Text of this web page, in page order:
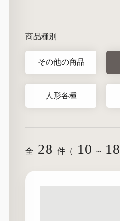
商品種別
その他の商品
人形各種
全 28 件（ 10 ～ 18